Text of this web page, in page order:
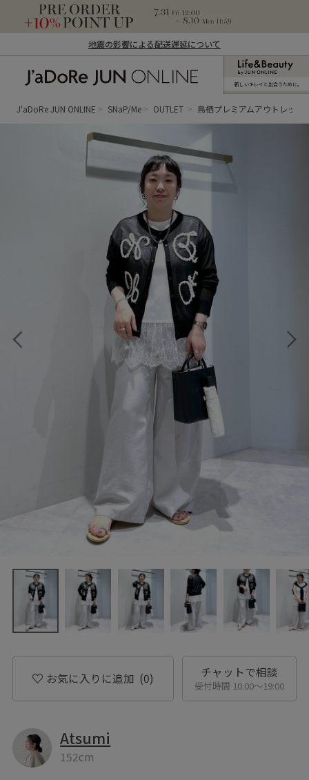
地震の影響による配送遅延について
ン オンライン）
新しいキレイと出合うために。
J'aDoRe JUN ONLINE SNaP/Me OUTLET 鳥栖プレミアムアウトレット
お気に入りに追加 (0) チャットで相談
受付時間 10:00〜19:00
Atsumi
152cm